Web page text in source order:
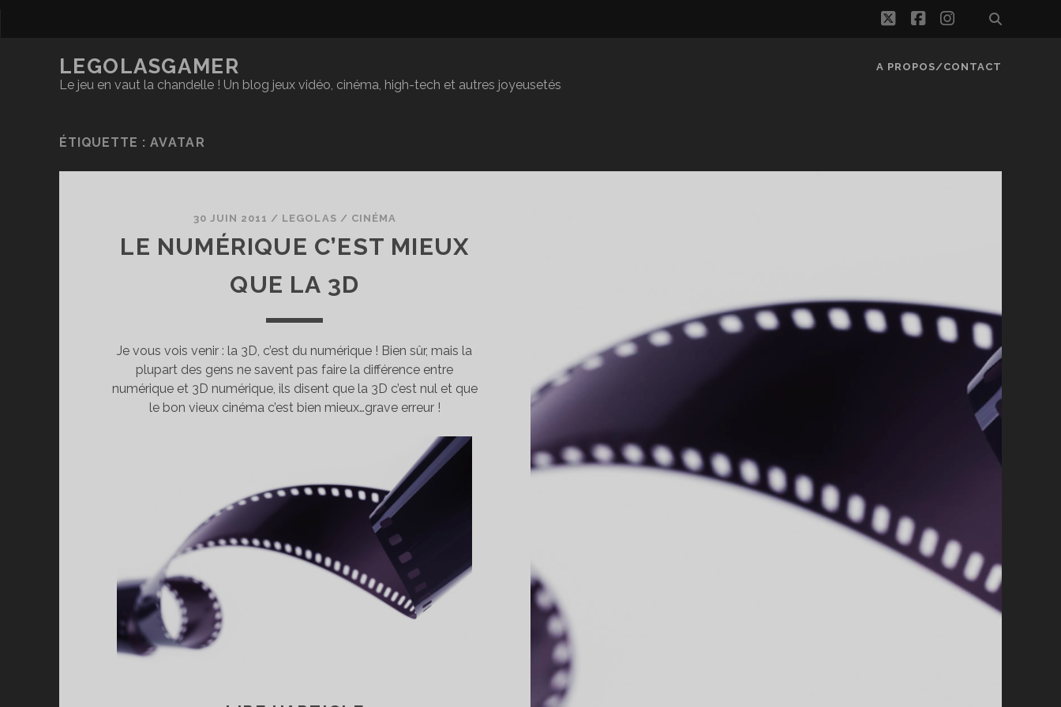
twitterfacebook
instagram
LEGOLASGAMER
Le jeu en vaut la chandelle ! Un blog jeux vidéo, cinéma, high-tech et autres joyeusetés
A PROPOS/CONTACT
ÉTIQUETTE :AVATAR
30 JUIN 2011 / LEGOLAS / CINÉMA
LE NUMÉRIQUE C’EST MIEUX
QUE LA 3D
Je vous vois venir : la 3D, c’est du numérique ! Bien sûr, mais la
plupart des gens ne savent pas faire la différence entre
numérique et 3D numérique, ils disent que la 3D c’est nul et que
le bon vieux cinéma c’est bien mieux…grave erreur !